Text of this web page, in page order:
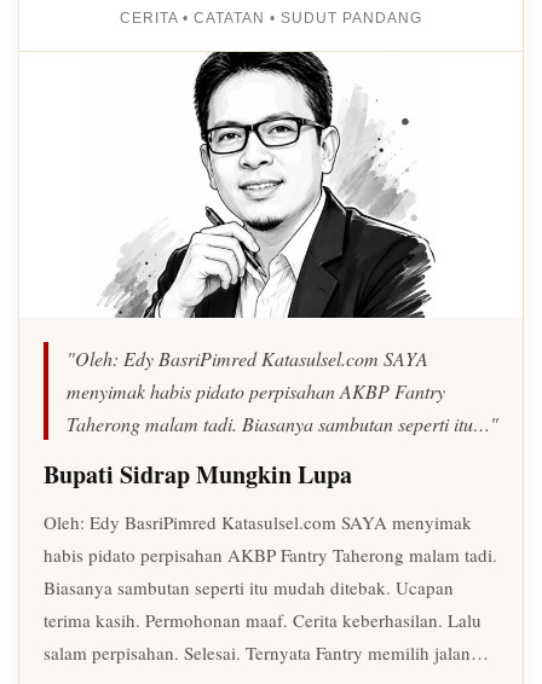
CERITA • CATATAN • SUDUT PANDANG
"Oleh: Edy BasriPimred Katasulsel.com SAYA
menyimak habis pidato perpisahan AKBP Fantry
Taherong malam tadi. Biasanya sambutan seperti itu…"
Bupati Sidrap Mungkin Lupa
Oleh: Edy BasriPimred Katasulsel.com SAYA menyimak
habis pidato perpisahan AKBP Fantry Taherong malam tadi.
Biasanya sambutan seperti itu mudah ditebak. Ucapan
terima kasih. Permohonan maaf. Cerita keberhasilan. Lalu
salam perpisahan. Selesai. Ternyata Fantry memilih jalan…